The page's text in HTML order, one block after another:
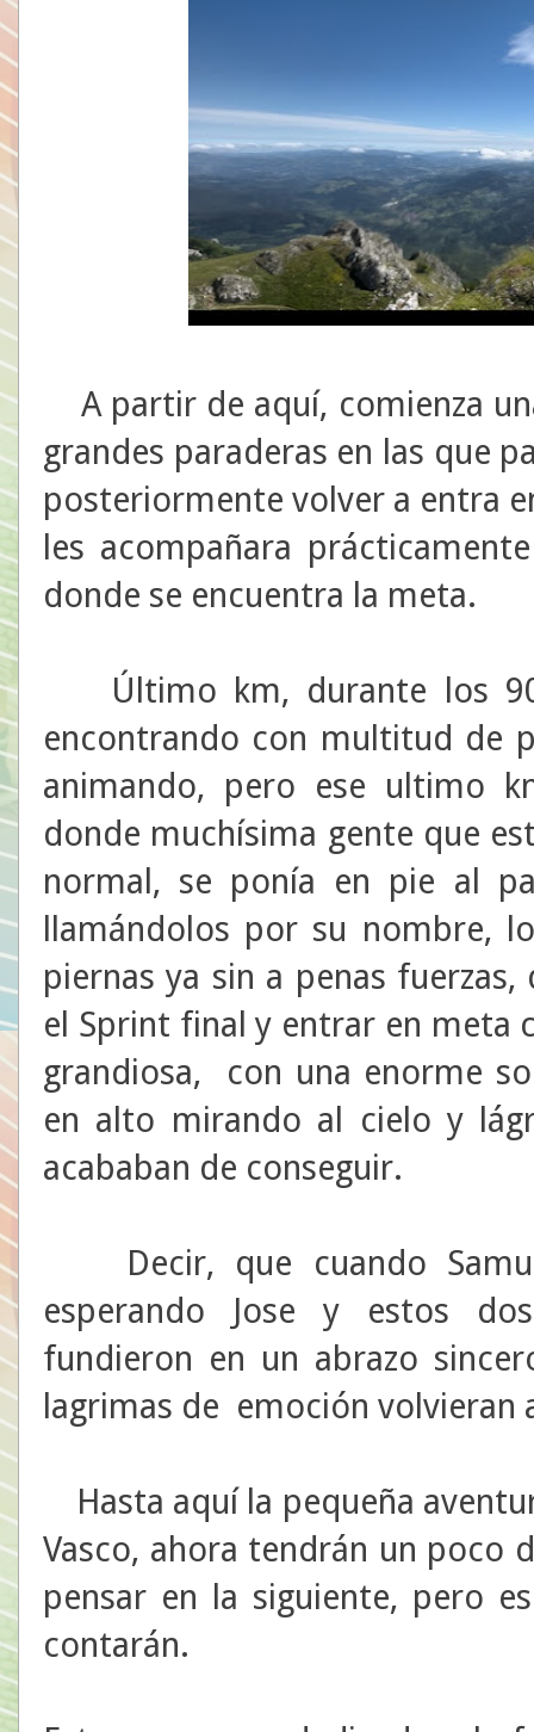
A partir de aquí, comienza
grandes paraderas en las que
posteriormente volver a entra
les acompañara
donde se encuentra la meta.
Último km, durante los
encontrando con multitud de
animando, pero ese ultimo
donde muchísima gente que
normal, se ponía en pie al
llamándolos por su nombre,
piernas ya sin a penas
el Sprint final y entrar en meta
grandiosa, con una enorme
en alto mirando al cielo y
acababan de conseguir.
Decir, que cuando
esperando Jose y estos
fundieron en un abrazo
lagrimas de emoción volvieran
Hasta aquí la pequeña
Vasco, ahora tendrán un poco
pensar en la siguiente, pero
contarán.